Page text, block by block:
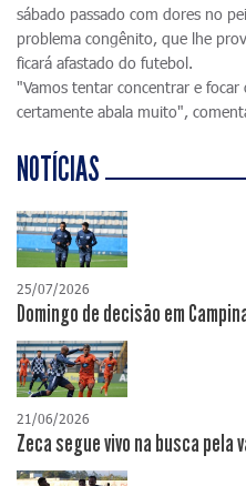
sábado passado com dores no
problema congênito, que lhe
ficará afastado do futebol.
"Vamos tentar concentrar e
certamente abala muito",
NOTÍCIAS
25/07/2026
Domingo de decisão em
21/06/2026
Zeca segue vivo na busca pela